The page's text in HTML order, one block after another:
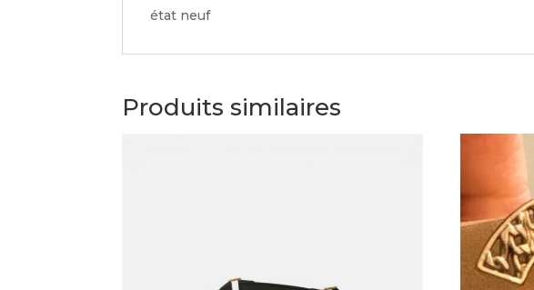
état neuf
Produits similaires